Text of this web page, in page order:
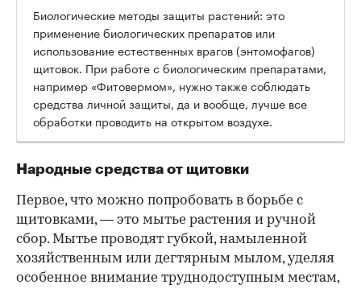
Биологические методы защиты растений: это
применение биологических препаратов или
использование естественных врагов (энтомофагов)
щитовок. При работе с биологическим препаратами,
например «Фитовермом», нужно также соблюдать
средства личной защиты, да и вообще, лучше все
обработки проводить на открытом воздухе.
Народные средства от щитовки
Первое, что можно попробовать в борьбе с
щитовками, — это мытье растения и ручной
сбор. Мытье проводят губкой, намыленной
хозяйственным или дегтярным мылом, уделяя
особенное внимание труднодоступным местам,